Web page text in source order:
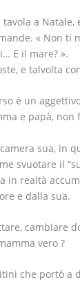
tavola a
« Non ti
E il mare? ».
e talvolta
é un
e papà, non
sua, in
svuotare il
in realtà
e dalla sua.
cambiare
vero ?
che portò a